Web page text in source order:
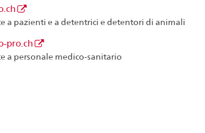
a pazienti e a detentrici e detentori di animali
pro.ch
a personale medico-sanitario